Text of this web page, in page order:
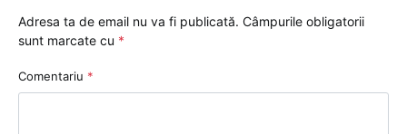
Adresa ta de email nu va fi publicată. Câmpurile obligatorii
sunt marcate cu *
Comentariu *